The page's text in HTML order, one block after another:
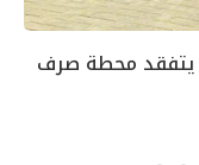
يتفقد محطة صرف